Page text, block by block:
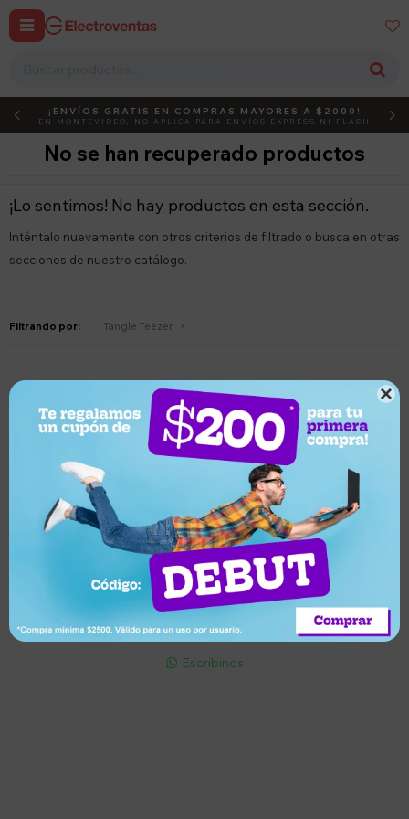

 
DEBUT ACTIVÁ EL CÓDIGO
¡ENVÍOS GRATIS EN COMPRAS MAYORES A $2000!
EN MONTEVIDEO, NO APLICA PARA ENVÍOS EXPRESS NI FLASH
No se han recuperado productos
¡Lo sentimos! No hay productos en esta sección.
Inténtalo nuevamente con otros criterios de filtrado o busca en otras
secciones de nuestro catálogo.
Filtrando por: Tangle Teezer
Suscríbete a nuestro newsletter
Recibí ofertas, novedades y más
 Soriano 932 Esq. Convención
Lunes a Viernes 9:30 a 19:00 / Sábados 9:30 a 14:00
 095 772 214 (Whatsapp - Solo Mensajes)
 Escribinos